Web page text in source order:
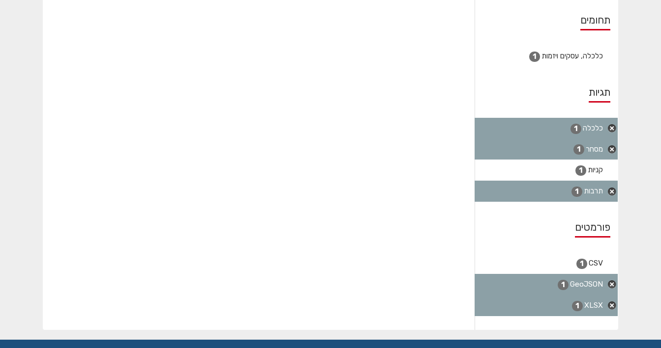
תחומים
כלכלה, עסקים ויזמות 1
תגיות
כלכלה 1
מסחר 1
קניות 1
תרבות 1
פורמטים
CSV
1
GeoJSON
1
XLSX
1